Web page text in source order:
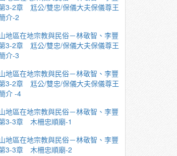
2章 尪公/雙忠/保儀大夫保儀尊王
介-2
地區在地宗教與民俗－林敬智、李豐
2章 尪公/雙忠/保儀大夫保儀尊王
介-3
地區在地宗教與民俗－林敬智、李豐
2章 尪公/雙忠/保儀大夫保儀尊王
介 -4
地區在地宗教與民俗－林敬智、李豐
3-3章 木柵忠順廟-1
地區在地宗教與民俗－林敬智、李豐
3-3章 木柵忠順廟-2